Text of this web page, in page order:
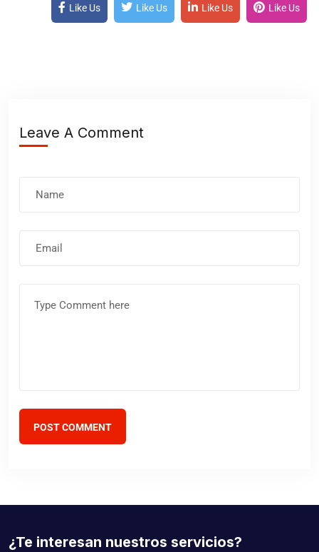
Like Us Like Us Like Us Like Us
Leave A Comment
electrónico
POST COMMENT
¿Te interesan nuestros servicios?